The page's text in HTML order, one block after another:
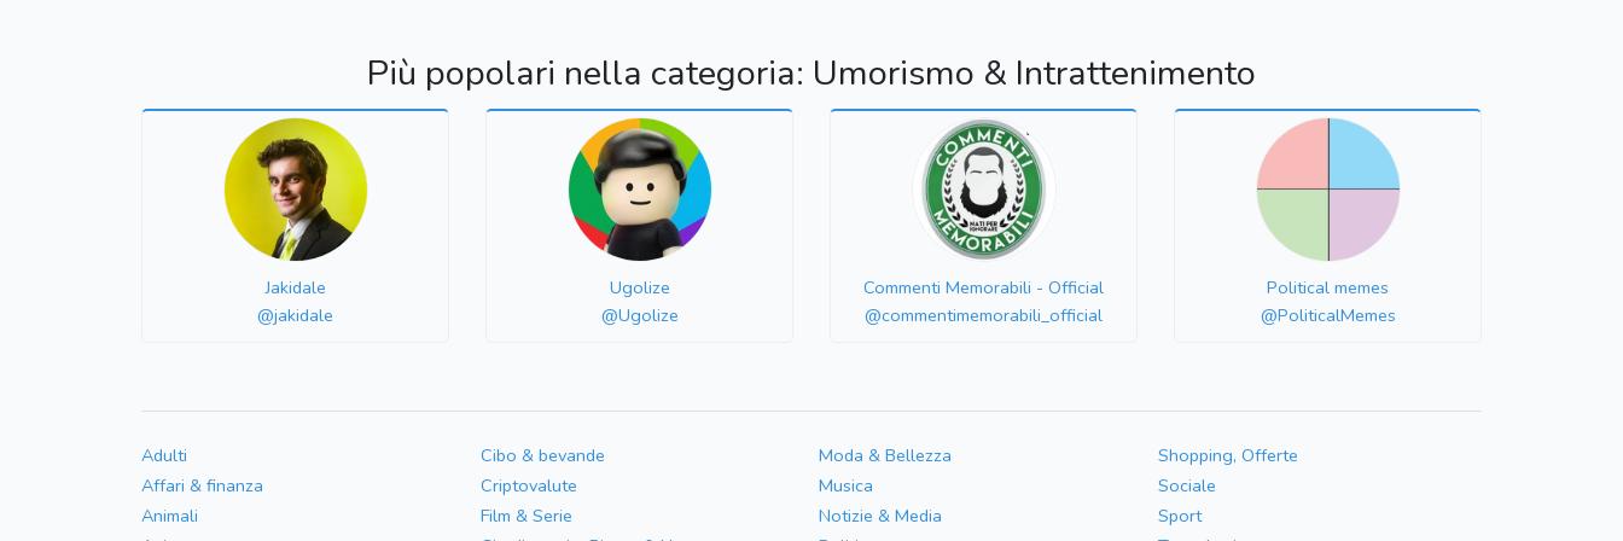
Più popolari nella categoria: Umorismo & Intrattenimento
Jakidale
@jakidale
Ugolize
@Ugolize
Commenti Memorabili - Official
@commentimemorabili_official
Political memes
@PoliticalMemes
Adulti
Affari & finanza
Animali
Cibo & bevande
Criptovalute
Film & Serie
Moda & Bellezza
Musica
Notizie & Media
Shopping, Offerte
Sociale
Sport